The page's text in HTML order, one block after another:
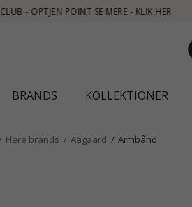
BRANDS KOLLEKTIONER
Flere brands Aagaard Armbånd